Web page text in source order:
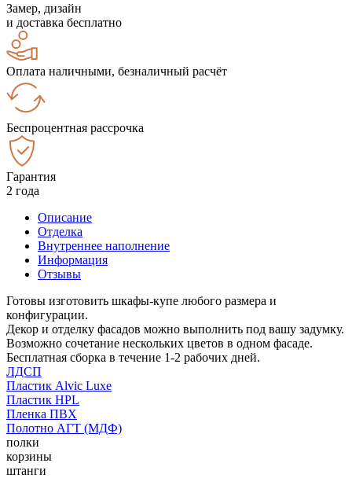
Замер, дизайн
и доставка бесплатно
Оплата наличными, безналичный расчёт
Беспроцентная рассрочка
Гарантия
2 года
Описание
Отделка
Внутреннее наполнение
Информация
Отзывы
Готовы изготовить шкафы-купе любого размера и
конфигурации.
Декор и отделку фасадов можно выполнить под вашу задумку.
Возможно сочетание нескольких цветов в одном фасаде.
Бесплатная сборка в течение 1-2 рабочих дней.
ЛДСП
Пластик Alvic Luxe
Пластик HPL
Пленка ПВХ
Полотно АГТ (МДФ)
полки
корзины
штанги